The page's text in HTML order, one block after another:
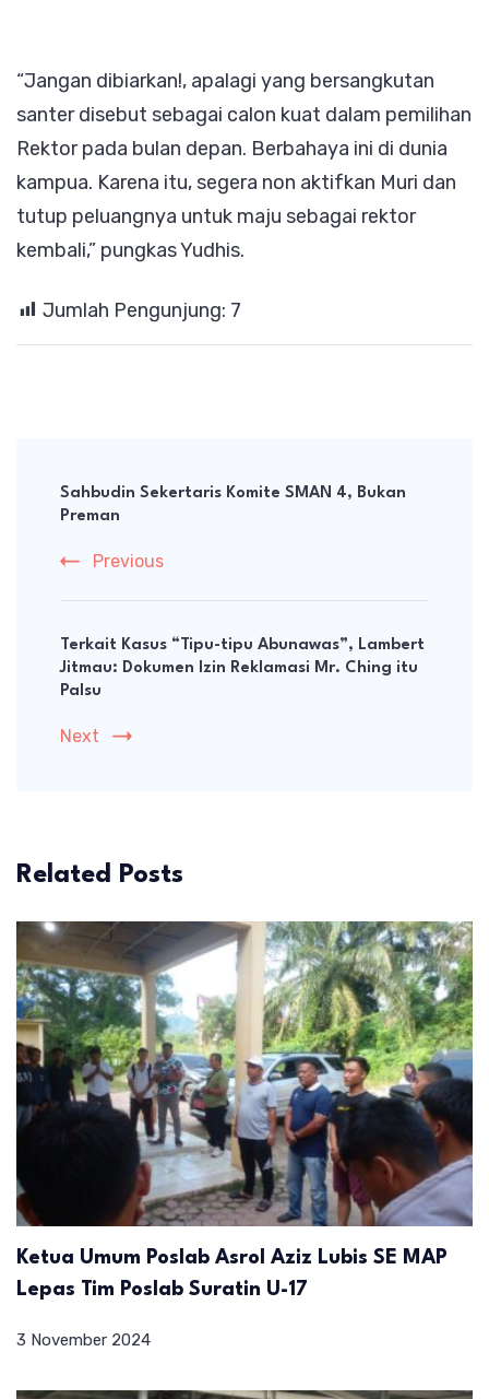
“Jangan dibiarkan!, apalagi yang bersangkutan
santer disebut sebagai calon kuat dalam pemilihan
Rektor pada bulan depan. Berbahaya ini di dunia
kampua. Karena itu, segera non aktifkan Muri dan
tutup peluangnya untuk maju sebagai rektor
kembali,” pungkas Yudhis.
Jumlah Pengunjung: 7
Navigation
‎Sahbudin Sekertaris Komite SMAN 4, Bukan
Preman
Previous
Terkait Kasus “Tipu-tipu Abunawas”, Lambert
Jitmau: Dokumen Izin Reklamasi Mr. Ching itu
Palsu
Next
Related Posts
Ketua Umum Poslab Asrol Aziz Lubis SE MAP
Lepas Tim Poslab Suratin U-17
3 November 2024